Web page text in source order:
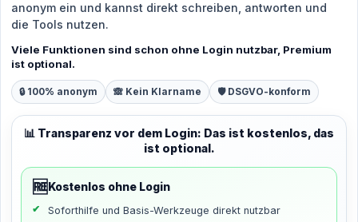
anonym ein und kannst direkt schreiben, antworten und
die Tools nutzen.
Viele Funktionen sind schon ohne Login nutzbar, Premium
ist optional.
🔒 100% anonym 🙈 Kein Klarname 🛡️ DSGVO-konform
📊 Transparenz vor dem Login: Das ist kostenlos, das
ist optional.
🆓 Kostenlos ohne Login
Soforthilfe und Basis-Werkzeuge direkt nutzbar